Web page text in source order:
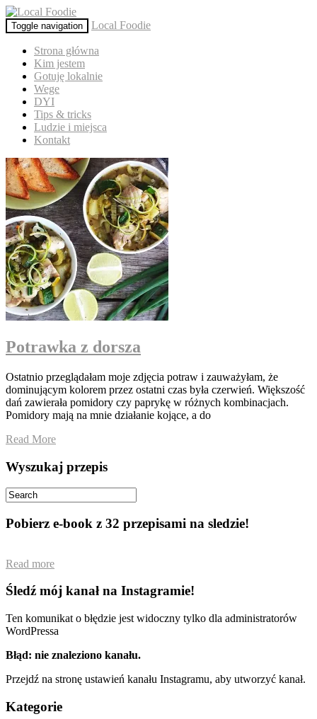
Toggle navigation Local Foodie
Strona główna
Kim jestem
Gotuję lokalnie
Wege
DYI
Tips & tricks
Ludzie i miejsca
Kontakt
Potrawka z dorsza
Ostatnio przeglądałam moje zdjęcia potraw i zauważyłam, że
dominującym kolorem przez ostatni czas była czerwień. Większość
dań zawierała pomidory czy paprykę w różnych kombinacjach.
Pomidory mają na mnie działanie kojące, a do
Read More
Wyszukaj przepis
Pobierz e-book z 32 przepisami na sledzie!
Read more
Śledź mój kanał na Instagramie!
Ten komunikat o błędzie jest widoczny tylko dla administratorów
WordPressa
Błąd: nie znaleziono kanału.
Przejdź na stronę ustawień kanału Instagramu, aby utworzyć kanał.
Kategorie